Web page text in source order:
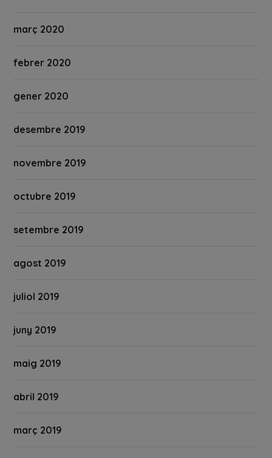
març 2020
febrer 2020
gener 2020
desembre 2019
novembre 2019
octubre 2019
setembre 2019
agost 2019
juliol 2019
juny 2019
maig 2019
abril 2019
març 2019